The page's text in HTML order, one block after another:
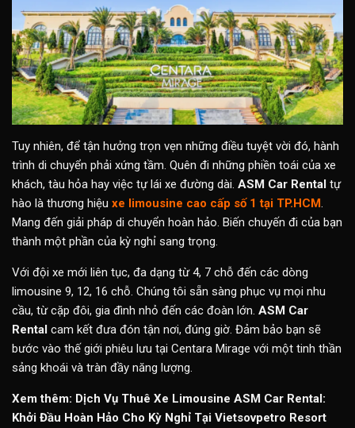
Tuy nhiên, để tận hưởng trọn vẹn những điều tuyệt vời đó, hành
trình di chuyển phải xứng tầm. Quên đi những phiền toái của xe
khách, tàu hỏa hay việc tự lái xe đường dài. ASM Car Rental tự
hào là thương hiệu xe limousine cao cấp số 1 tại TP.HCM.
Mang đến giải pháp di chuyển hoàn hảo. Biến chuyến đi của bạn
thành một phần của kỳ nghỉ sang trọng.
Với đội xe mới liên tục, đa dạng từ 4, 7 chỗ đến các dòng
limousine 9, 12, 16 chỗ. Chúng tôi sẵn sàng phục vụ mọi nhu
cầu, từ cặp đôi, gia đình nhỏ đến các đoàn lớn. ASM Car
Rental cam kết đưa đón tận nơi, đúng giờ. Đảm bảo bạn sẽ
bước vào thế giới phiêu lưu tại Centara Mirage với một tinh thần
sảng khoái và tràn đầy năng lượng.
Xem thêm: Dịch Vụ Thuê Xe Limousine ASM Car Rental:
Khởi Đầu Hoàn Hảo Cho Kỳ Nghỉ Tại Vietsovpetro Resort